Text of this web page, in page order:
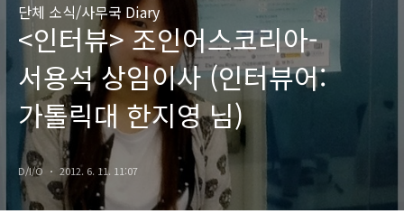
단체 소식/사무국 Diary
<인터뷰> 조인어스코리아-
서용석 상임이사 (인터뷰어:
가톨릭대 한지영 님)
D/I/O 2012. 6. 11. 11:07